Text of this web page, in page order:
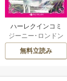
ハーレクインコミ
ックス セット 202
6年 vol.1064 1巻
ジーニー･ロンドン
/橘花夜/メアリ
ー･ライアンズ
ーガン/星合操/ア
無料立読み